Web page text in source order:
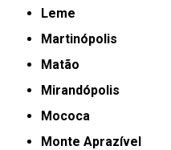
Leme
Martinópolis
Matão
Mirandópolis
Mococa
Monte Aprazível